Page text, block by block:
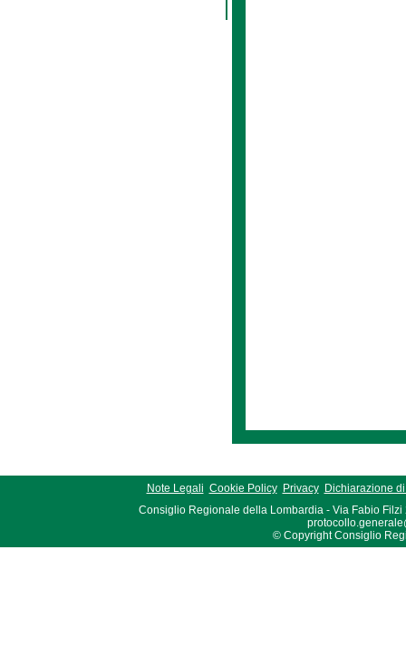
Note Legali Cookie Policy Privacy
Dichiarazione
Consiglio Regionale della Lombardia - Via Fabio Filzi
© Copyright Consiglio